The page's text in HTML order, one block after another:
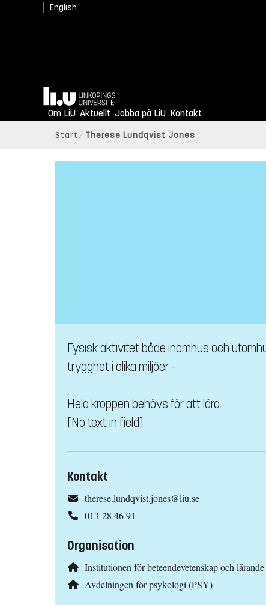
English
Hem
Om LiU Aktuellt Jobba på LiU Kontakt
Start Therese Lundqvist Jones
Fysisk aktivitet både inomhus och
trygghet i olika miljöer -
Hela kroppen behövs för att lära.
[No text in field]
Kontakt
therese.lundqvist.jones@liu.se
013-28 46 91
Organisation
Institutionen för beteendevetenskap och
Avdelningen för psykologi (PSY)